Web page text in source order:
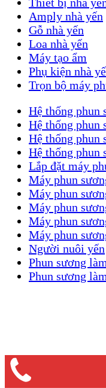
Amply nhà yến
Gỗ nhà yến
Loa nhà yến
Máy tạo ẩm
Phụ kiện nhà
Trọn bộ máy
Hệ thống phun
Hệ thống phun
Hệ thống phun
Hệ thống phun
Lắp đặt máy
Máy phun
Máy phun
Máy phun
Máy phun
Máy phun
Người nuôi yến
Phun sương
Phun sương